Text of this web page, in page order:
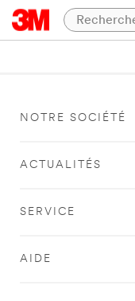
NOTRE SOCIÉTÉ
ACTUALITÉS
SERVICE
AIDE